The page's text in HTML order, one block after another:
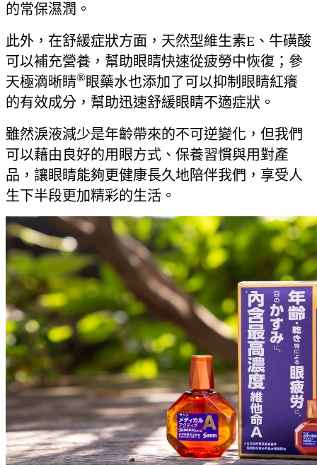
的常保濕潤。
此外，在舒緩症狀方面，天然型維生素E、牛磺酸
可以補充營養，幫助眼睛快速從疲勞中恢復；參
天極滴晰睛®眼藥水也添加了可以抑制眼睛紅癢
的有效成分，幫助迅速舒緩眼睛不適症狀。
雖然淚液減少是年齡帶來的不可逆變化，但我們
可以藉由良好的用眼方式、保養習慣與用對產
品，讓眼睛能夠更健康長久地陪伴我們，享受人
生下半段更加精彩的生活。